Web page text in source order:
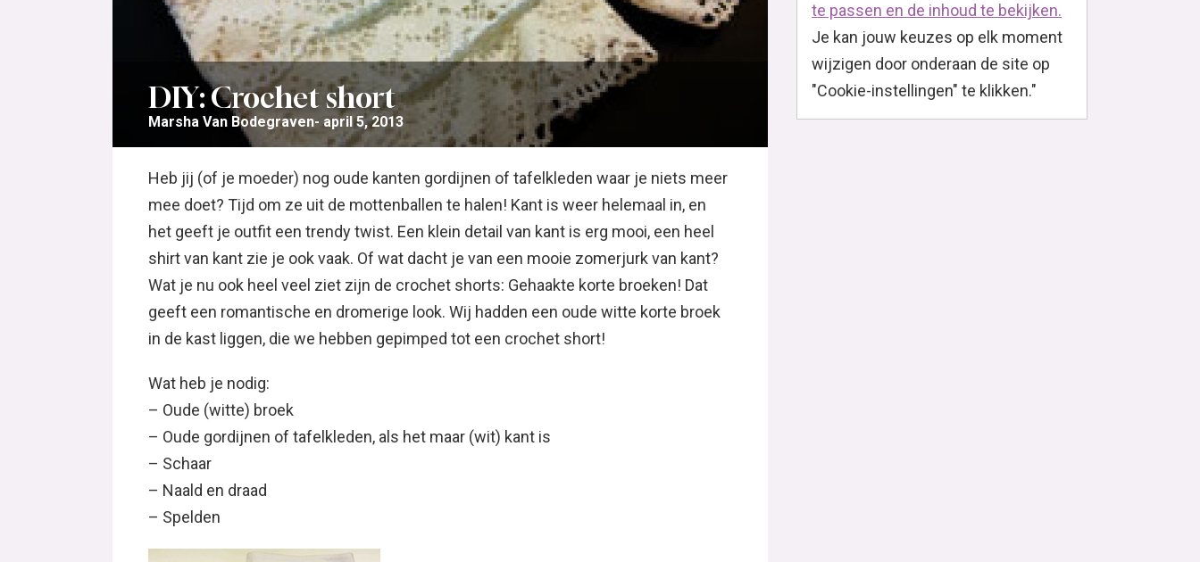
DIY: Crochet short
Marsha Van Bodegraven april 5, 2013
Heb jij (of je moeder) nog oude kanten gordijnen of tafelkleden waar je niets meer
mee doet? Tijd om ze uit de mottenballen te halen! Kant is weer helemaal in, en
het geeft je outfit een trendy twist. Een klein detail van kant is erg mooi, een heel
shirt van kant zie je ook vaak. Of wat dacht je van een mooie zomerjurk van kant?
Wat je nu ook heel veel ziet zijn de crochet shorts: Gehaakte korte broeken! Dat
geeft een romantische en dromerige look. Wij hadden een oude witte korte broek
in de kast liggen, die we hebben gepimped tot een crochet short!
Wat heb je nodig:
– Oude (witte) broek
– Oude gordijnen of tafelkleden, als het maar (wit) kant is
– Schaar
– Naald en draad
– Spelden
te passen en de inhoud te bekijken.
Je kan jouw keuzes op elk moment
wijzigen door onderaan de site op
"Cookie-instellingen" te klikken."